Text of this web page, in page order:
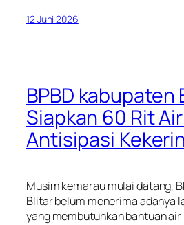
12 Juni 2026
BPBD kabupaten
Siapkan 60 Rit
Antisipasi
Musim kemarau mulai datang,
Blitar belum menerima adanya
yang membutuhkan bantuan air